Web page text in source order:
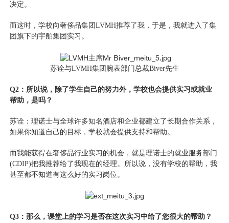
决定。
而这时，学校向奢侈品集团LVMH推荐了我，于是，我就进入了集
团旗下的宇舶集团实习。
苏诠与LVMH集团腕表部门总裁Biver先生
Q2：所以说，除了学生自己的努力外，学校也会提供实习或就业
帮助，是吗？
苏诠：理诺士与全球许多知名酒店和企业都建立了长期合作关系，
如果你知道自己的目标，学校就会提供支持和帮助。
而我能获得在奢侈品行业实习的机会，就是理诺士的就业服务部门
(CDIP)把我推荐给了我现在的经理。所以说，没有学校的帮助，我
甚至都不知道有这么好的实习岗位。
Q3：那么，课堂上的学习是否在这次实习中给了您很大的帮助？